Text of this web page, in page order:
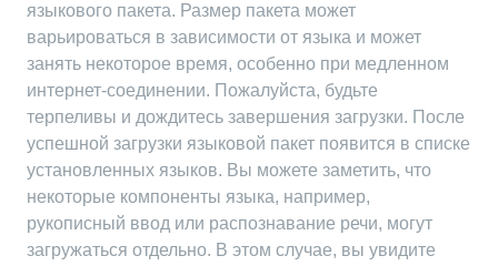
языкового пакета. Размер пакета может
варьироваться в зависимости от языка и может
занять некоторое время, особенно при медленном
интернет-соединении. Пожалуйста, будьте
терпеливы и дождитесь завершения загрузки. После
успешной загрузки языковой пакет появится в списке
установленных языков. Вы можете заметить, что
некоторые компоненты языка, например,
рукописный ввод или распознавание речи, могут
загружаться отдельно. В этом случае, вы увидите